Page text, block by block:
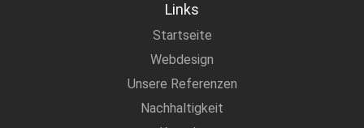
Links
Startseite
Webdesign
Unsere Referenzen
Nachhaltigkeit